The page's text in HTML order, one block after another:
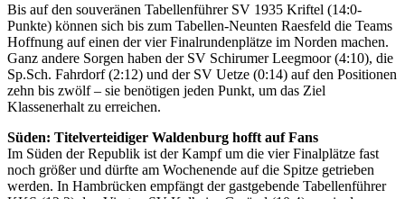
Bis auf den souveränen Tabellenführer SV 1935 Kriftel (14:0-
Punkte) können sich bis zum Tabellen-Neunten Raesfeld die Teams
Hoffnung auf einen der vier Finalrundenplätze im Norden machen.
Ganz andere Sorgen haben der SV Schirumer Leegmoor (4:10), die
Sp.Sch. Fahrdorf (2:12) und der SV Uetze (0:14) auf den Positionen
zehn bis zwölf – sie benötigen jeden Punkt, um das Ziel
Klassenerhalt zu erreichen.
Süden: Titelverteidiger Waldenburg hofft auf Fans
Im Süden der Republik ist der Kampf um die vier Finalplätze fast
noch größer und dürfte am Wochenende auf die Spitze getrieben
werden. In Hambrücken empfängt der gastgebende Tabellenführer